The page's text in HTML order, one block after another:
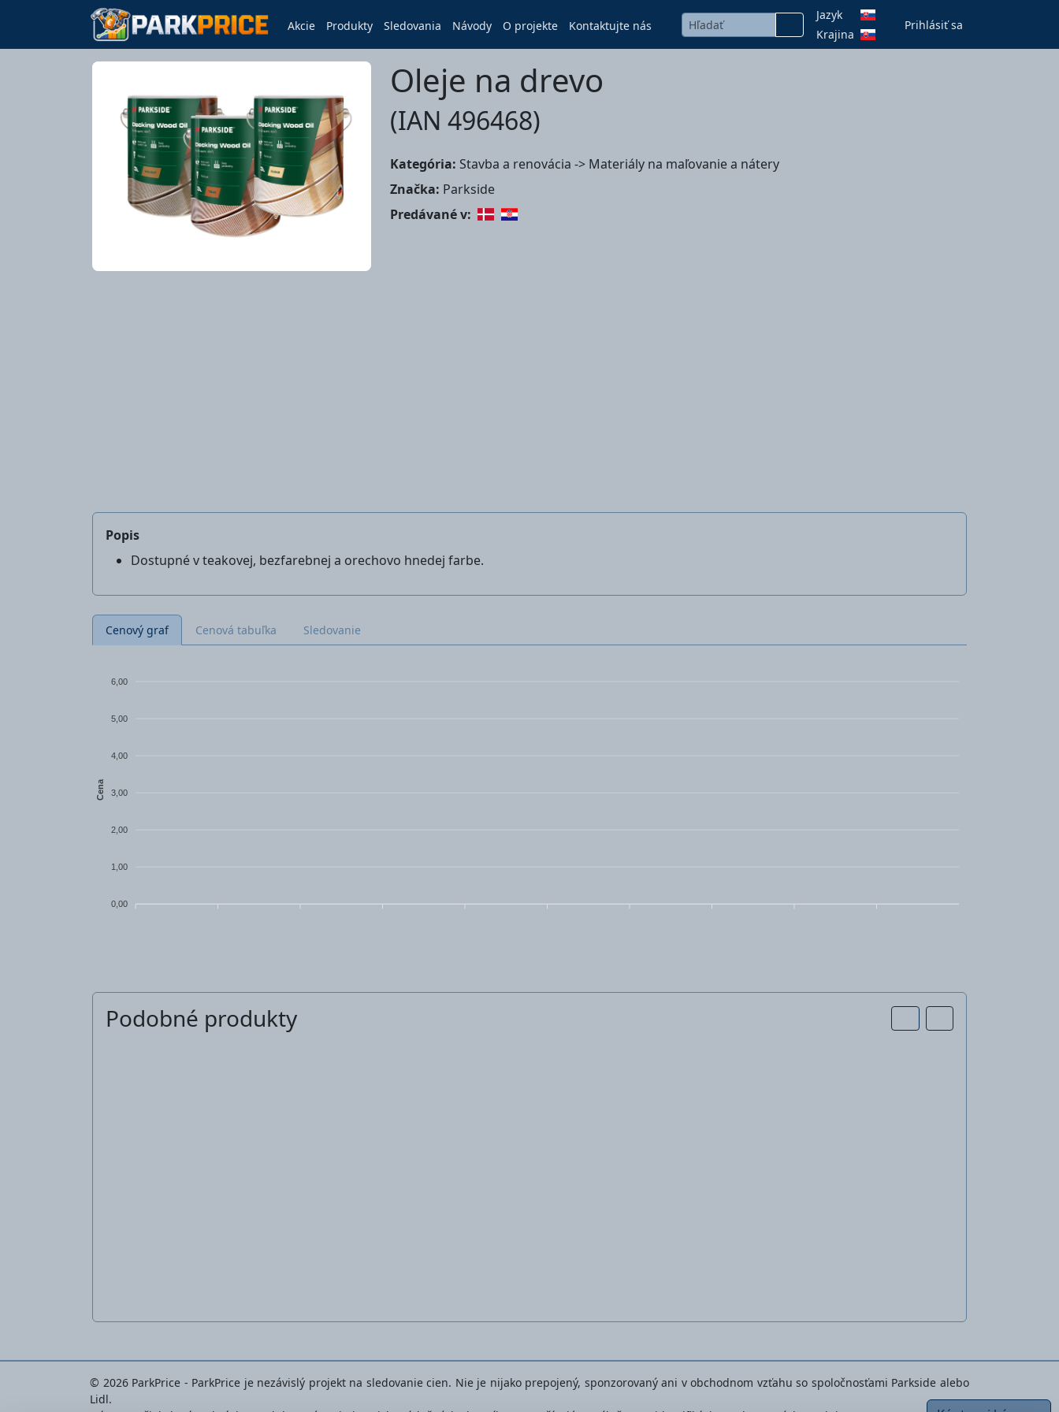
Akcie Produkty Sledovania Návody O projekte Kontaktujte nás
Jazyk
Krajina
Prihlásiť sa
Oleje na drevo
(IAN 496468)
Kategória: Stavba a renovácia -> Materiály na maľovanie a nátery
Značka: Parkside
Predávané v:
Popis
Dostupné v teakovej, bezfarebnej a orechovo hnedej farbe.
Cenový graf Cenová tabuľka Sledovanie
6,00
5,00
4,00
3,00
2,00
1,00
0,00
Cena
Podobné produkty
© 2026 ParkPrice - ParkPrice je nezávislý projekt na sledovanie cien. Nie je nijako prepojený, sponzorovaný ani v obchodnom vzťahu so spoločnosťami Parkside alebo
Lidl.